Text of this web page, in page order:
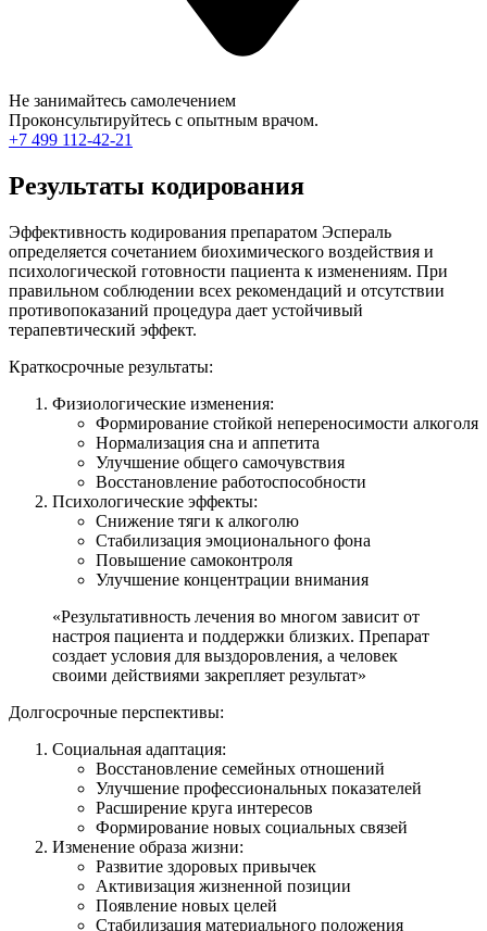
Не занимайтесь самолечением
Проконсультируйтесь с опытным врачом.
+7 499 112-42-21
Результаты кодирования
Эффективность кодирования препаратом Эспераль
определяется сочетанием биохимического воздействия и
психологической готовности пациента к изменениям. При
правильном соблюдении всех рекомендаций и отсутствии
противопоказаний процедура дает устойчивый
терапевтический эффект.
Краткосрочные результаты:
Физиологические изменения:
Формирование стойкой непереносимости алкоголя
Нормализация сна и аппетита
Улучшение общего самочувствия
Восстановление работоспособности
Психологические эффекты:
Снижение тяги к алкоголю
Стабилизация эмоционального фона
Повышение самоконтроля
Улучшение концентрации внимания
«Результативность лечения во многом зависит от
настроя пациента и поддержки близких. Препарат
создает условия для выздоровления, а человек
своими действиями закрепляет результат»
Долгосрочные перспективы:
Социальная адаптация:
Восстановление семейных отношений
Улучшение профессиональных показателей
Расширение круга интересов
Формирование новых социальных связей
Изменение образа жизни:
Развитие здоровых привычек
Активизация жизненной позиции
Появление новых целей
Стабилизация материального положения